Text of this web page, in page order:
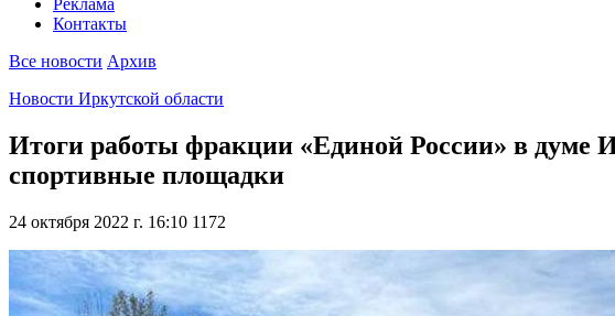
Реклама
Контакты
Все новости Архив
Новости Иркутской области
Итоги работы фракции «Единой России» в думе
спортивные площадки
24 октября 2022 г. 16:10 1172